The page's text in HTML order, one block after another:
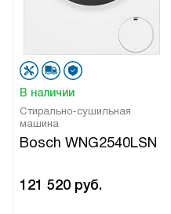
В наличии
Стирально-сушильная
машина
Bosch WNG2540LSN
121 520 руб.